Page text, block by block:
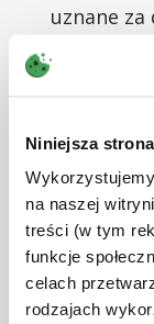
Niniejsza
na naszej
treści (w tym
funkcje
celach
rodzajach
uznane za
tej